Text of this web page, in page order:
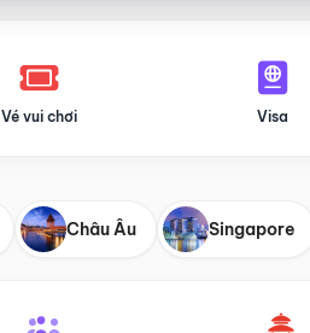
Vé vui chơi Visa
Châu Âu Singapore